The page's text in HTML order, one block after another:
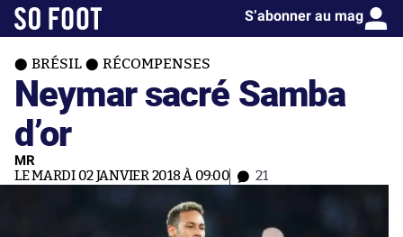
S’abonner au mag
BRÉSIL RÉCOMPENSES
Neymar sacré Samba
d’or
MR
LE MARDI 02 JANVIER 2018 À 09:00 21